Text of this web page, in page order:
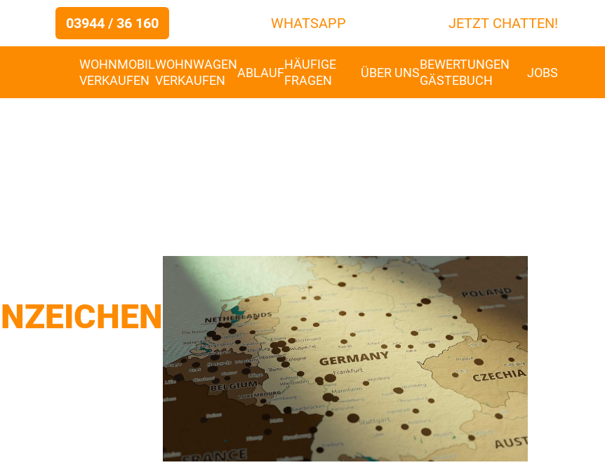
03944 / 36 160 WHATSAPP JETZT CHATTEN!
WOHNMOBIL
VERKAUFEN
WOHNWAGEN
VERKAUFEN
ABLAUF
HÄUFIGE
FRAGEN
ÜBER UNS
BEWERTUNGEN
GÄSTEBUCH
JOBS